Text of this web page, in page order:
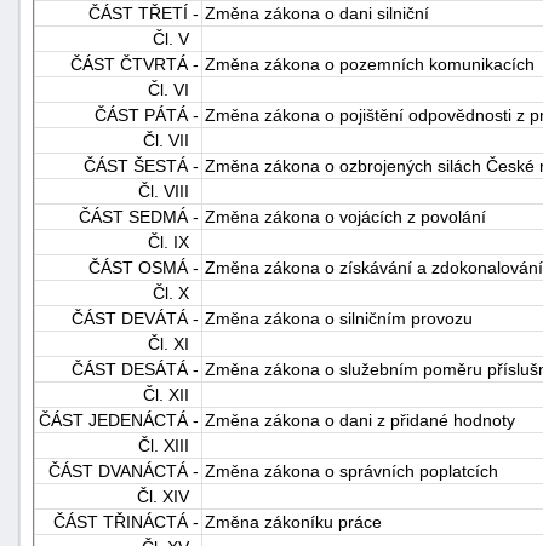
ČÁST TŘETÍ - Změna zákona o dani silniční
Čl. V
ČÁST ČTVRTÁ - Změna zákona o pozemních komunikacích
Čl. VI
ČÁST PÁTÁ - Změna zákona o pojištění odpovědnosti z
Čl. VII
ČÁST ŠESTÁ - Změna zákona o ozbrojených silách České
Čl. VIII
ČÁST SEDMÁ - Změna zákona o vojácích z povolání
Čl. IX
ČÁST OSMÁ - Změna zákona o získávání a
Čl. X
ČÁST DEVÁTÁ - Změna zákona o silničním provozu
Čl. XI
ČÁST DESÁTÁ - Změna zákona o služebním poměru
Čl. XII
ČÁST JEDENÁCTÁ - Změna zákona o dani z přidané hodnoty
Čl. XIII
ČÁST DVANÁCTÁ - Změna zákona o správních poplatcích
Čl. XIV
ČÁST TŘINÁCTÁ - Změna zákoníku práce
-
náhrady
"náhradě